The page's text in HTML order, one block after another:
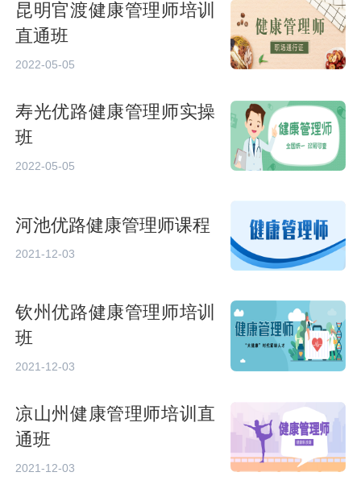
昆明官渡健康管理师培训
直通班
2022-05-05
寿光优路健康管理师实操
班
2022-05-05
河池优路健康管理师课程
2021-12-03
钦州优路健康管理师培训
班
2021-12-03
凉山州健康管理师培训直
通班
2021-12-03